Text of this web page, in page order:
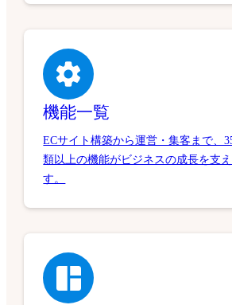
機能一覧
ECサイト構築から運営・集客まで、
類以上の機能がビジネスの成長を支え
す。